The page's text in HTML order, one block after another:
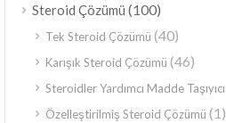
Steroid Çözümü (100)
Tek Steroid Çözümü (40)
Karışık Steroid Çözümü (46)
Steroidler Yardımcı Madde Taşıyıcı
Özelleştirilmiş Steroid Çözümü (1)